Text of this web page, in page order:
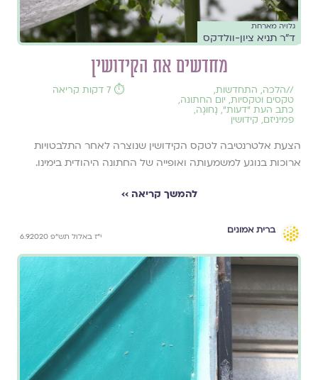
גלויה מארחת
ד"ר תניא ציון-וולדקס
מחדשים את הקידושין
//הלכה, התחדשות,
טקסים וטקסיות, יום החתונה,
כתב העת ״דעות״, נָחוּגָה,
פמיניזם, קידושין
⏱️ 7 דקות קריאה
הצעת אלטרנטיבה לטקס הקידושין שנוצרה לאחר התלבטויות
ארוכות בנוגע למשמעותה ואופייה של החתונה היהודית בימינו.
להמשך קריאה ››
ברית אמונים
י״ז באלול תש״פ 6.9.2020